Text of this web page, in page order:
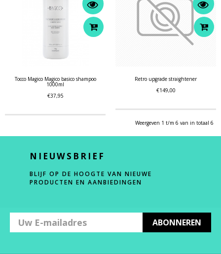
Tocco Magico Magico basico shampoo
1000ml
€37,95
Retro upgrade straightener
€149,00
Weergeven 1 t/m 6 van in totaal 6
NIEUWSBRIEF
BLIJF OP DE HOOGTE VAN NIEUWE
PRODUCTEN EN AANBIEDINGEN
ABONNEREN